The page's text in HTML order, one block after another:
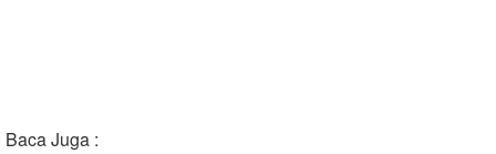
Baca Juga :